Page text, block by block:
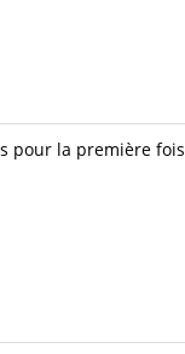
pour la première fois